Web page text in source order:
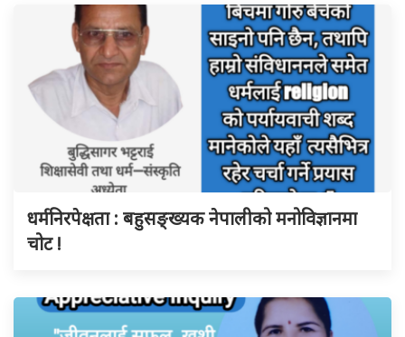
धर्मनिरपेक्षता : बहुसङ्ख्यक नेपालीको मनोविज्ञानमा
चोट !